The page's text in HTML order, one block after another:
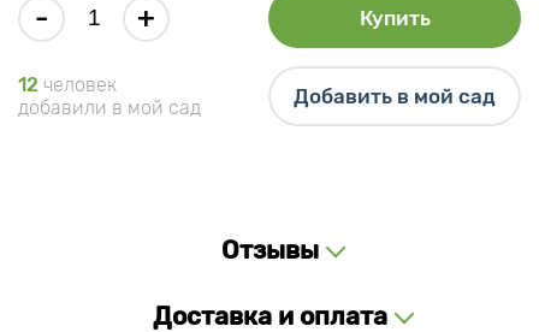
- + Купить
12 человек
добавили в мой сад
Добавить в мой сад
Отзывы
Доставка и оплата